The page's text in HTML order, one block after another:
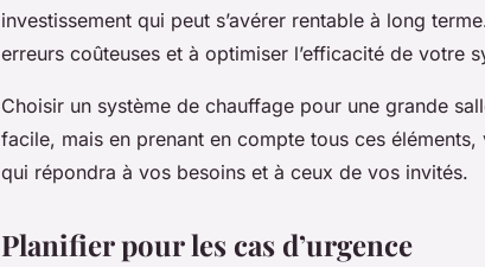
investissement qui peut s’avérer rentable à long
erreurs coûteuses et à optimiser l’efficacité de votre
Choisir un système de chauffage pour une grande
facile, mais en prenant en compte tous ces
qui répondra à vos besoins et à ceux de vos invités.
Planifier pour les cas d’urgence